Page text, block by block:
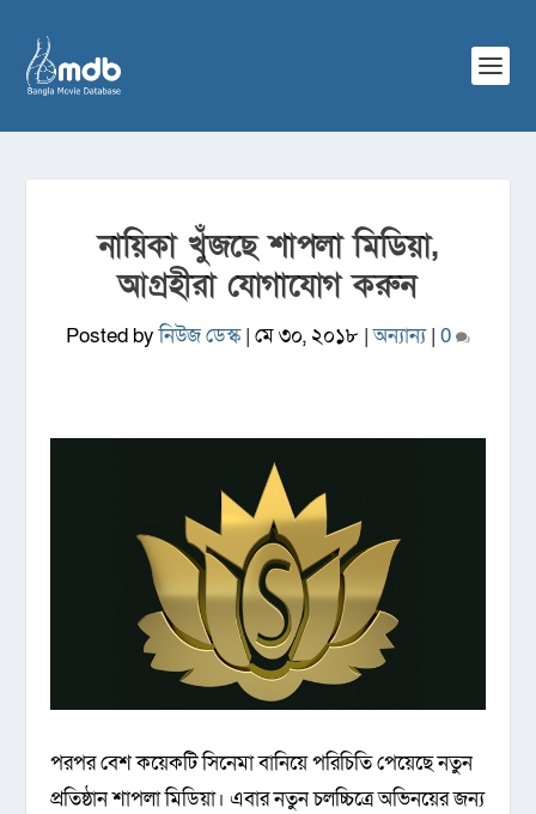
নায়িকা খুঁজছে শাপলা মিডিয়া,
আগ্রহীরা যোগাযোগ করুন
Posted byনিউজ ডেস্ক| মে ৩০, ২০১৮ |অন্যান্য| 0
পরপর বেশ কয়েকটি সিনেমা বানিয়ে পরিচিতি পেয়েছে নতুন
প্রতিষ্ঠান শাপলা মিডিয়া। এবার নতুন চলচ্চিত্রে অভিনয়ের জন্য